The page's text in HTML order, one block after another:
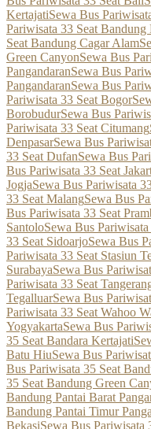
KertajatiSewa Bus
Pariwisata 33 Seat Bandung
Seat Bandung Cagar Alam
Green CanyonSewa Bus
PangandaranSewa Bus
PangandaranSewa Bus
Pariwisata 33 Seat Bogor
BorobudurSewa Bus
Pariwisata 33 Seat Citumang
DenpasarSewa Bus
33 Seat DufanSewa Bus
Bus Pariwisata 33 Seat
JogjaSewa Bus Pariwisata
33 Seat MalangSewa Bus
Bus Pariwisata 33 Seat
SantoloSewa Bus
33 Seat SidoarjoSewa Bus
Pariwisata 33 Seat Stasiun
SurabayaSewa Bus
Pariwisata 33 Seat
TegalluarSewa Bus
Pariwisata 33 Seat Wahoo
YogyakartaSewa Bus
35 Seat Bandara Kertajati
Batu HiuSewa Bus
Bus Pariwisata 35 Seat
35 Seat Bandung Green
Bandung Pantai Barat
Bandung Pantai Timur
BekasiSewa Bus Pariwisata